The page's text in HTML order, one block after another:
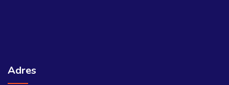
Adres